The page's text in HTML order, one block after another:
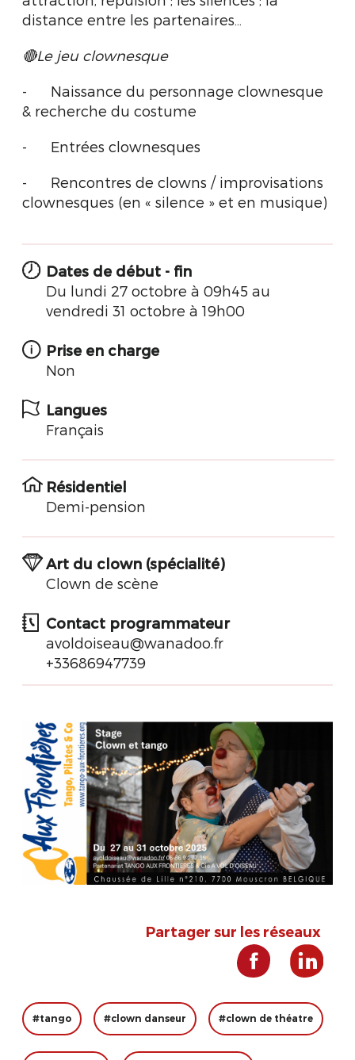
distance entre les partenaires…
🔴Le jeu clownesque
- Naissance du personnage clownesque
& recherche du costume
- Entrées clownesques
- Rencontres de clowns / improvisations
clownesques (en « silence » et en musique)
Dates de début - fin
Du lundi 27 octobre à 09h45 au
vendredi 31 octobre à 19h00
Prise en charge
Non
Langues
Français
Résidentiel
Demi-pension
Art du clown (spécialité)
Clown de scène
Contact programmateur
avoldoiseau@wanadoo.fr
+33686947739
Partager sur les réseaux
#tango #clown danseur #clown de théatre